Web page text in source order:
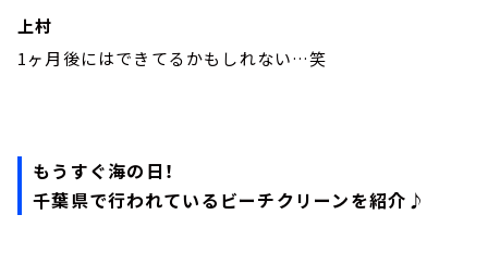
上村
1ヶ月後にはできてるかもしれない…笑
もうすぐ海の日！
千葉県で行われているビーチクリーンを紹介♪